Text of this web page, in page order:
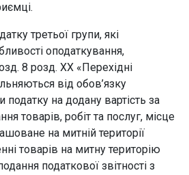
третьої групи, які
оподаткування,
8 розд. ХХ «Перехідні
від обов’язку
податку на додану вартість за
товарів, робіт та послуг, місце
на митній території
товарів на митну територію
податкової звітності з